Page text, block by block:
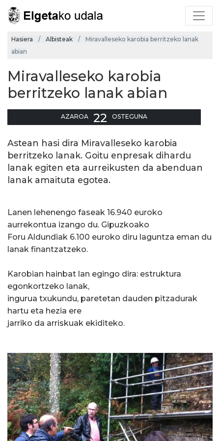
Hasiera Albisteak
Miravalleseko karobia berritzeko lanak
abian
Miravalleseko karobia
berritzeko lanak abian
AZAROA 22 OSTEGUNA
Astean hasi dira Miravalleseko karobia
berritzeko lanak. Goitu enpresak dihardu
lanak egiten eta aurreikusten da abenduan
lanak amaituta egotea.
Lanen lehenengo faseak 16.940 euroko
aurrekontua izango du. Gipuzkoako
Foru Aldundiak 6.100 euroko diru laguntza eman du
lanak finantzatzeko.
Karobian hainbat lan egingo dira: estruktura
egonkortzeko lanak,
ingurua txukundu, paretetan dauden pitzadurak
hartu eta hezia ere
jarriko da arriskuak ekiditeko.